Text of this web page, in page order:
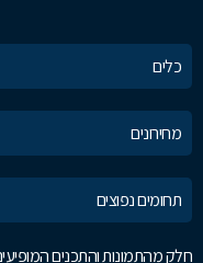
כלים
מחירונים
תחומים נפוצים
חלק מהתמונות והתכנים